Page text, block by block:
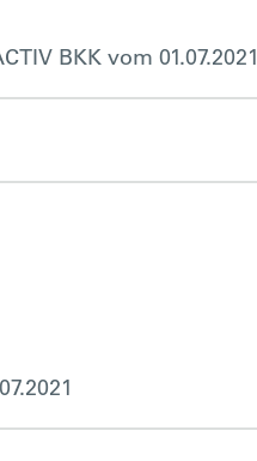
BKK vom 01.07.2021